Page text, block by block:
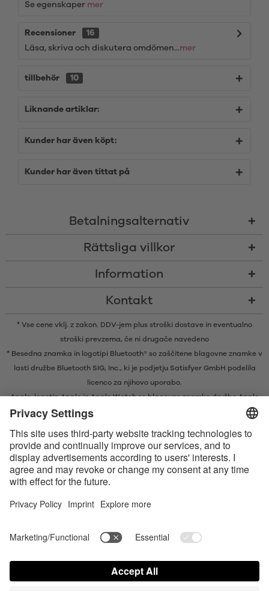
Se egenskaper mer
Recensioner
16
Läsa, skriva och diskutera omdömen...mer
tillbehör 10
Liknande artiklar:
Kunder har även köpt:
Kunder har även tittat på
Betalningsalternativ
Rättsliga villkor
Information
Kontakt
* Vse cene vklj. z zakon. DDV-jem plus stroški dostave in eventualno
stroški prevzema, če ni drugače navedeno
* Besedna znamka in logotipi Bluetooth® so zaščitene blagovne znamke v
lasti družbe Bluetooth SIG, Inc., ki je podjetju Satisfyer GmbH podelila
licenco za njihovo uporabo.
Apple, logotip Apple in Apple Watch so blagovne znamke družbe Apple
Inc. Google Play in logotip Google Play sta blagovni znamki družbe
Apple, Apple-logotypen och Apple Watch är varumärken tillhörande
Apple Inc. Google Play och Google Play-logotypen är varumärken som
tillhör Google LLC.